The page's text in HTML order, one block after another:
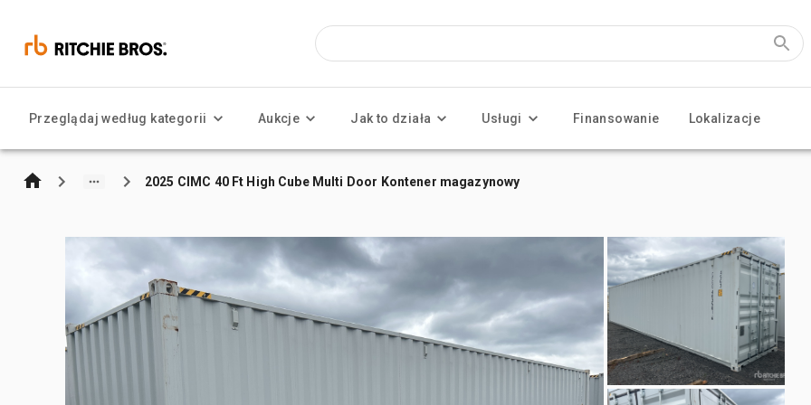
Przeglądaj według kategorii Aukcje Jak to działa Usługi Finansowanie Lokalizacje
2025 CIMC 40 Ft High Cube Multi Door Kontener magazynowy